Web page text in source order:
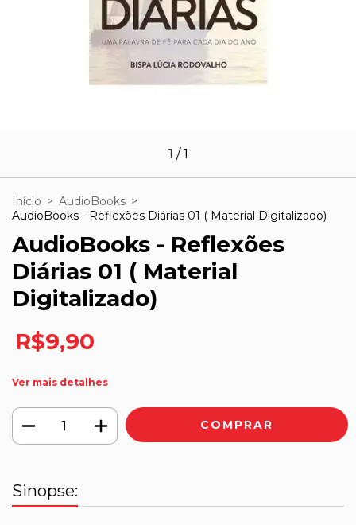
1 /1
Início > AudioBooks >
AudioBooks - Reflexões Diárias 01 ( Material Digitalizado)
AudioBooks - Reflexões
Diárias 01 ( Material
Digitalizado)
R$9,90
Ver mais detalhes
Sinopse: